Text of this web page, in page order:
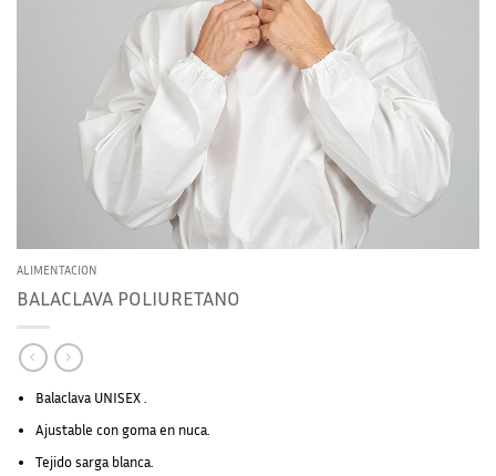
ALIMENTACION
BALACLAVA POLIURETANO
Balaclava UNISEX .
Ajustable con goma en nuca.
Tejido sarga blanca.